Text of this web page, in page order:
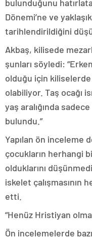
bulunduğunu
Dönemi’ne ve
tarihlendirildiğini
Akbaş, kilisede
şunları söyledi:
olduğu için
olabiliyor. Taş ocağı
yaş aralığında
bulundu.”
Yapılan ön inceleme
çocukların herhangi
olduklarını
iskelet
etti.
“Henüz Hristiyan
Ön incelemelerde